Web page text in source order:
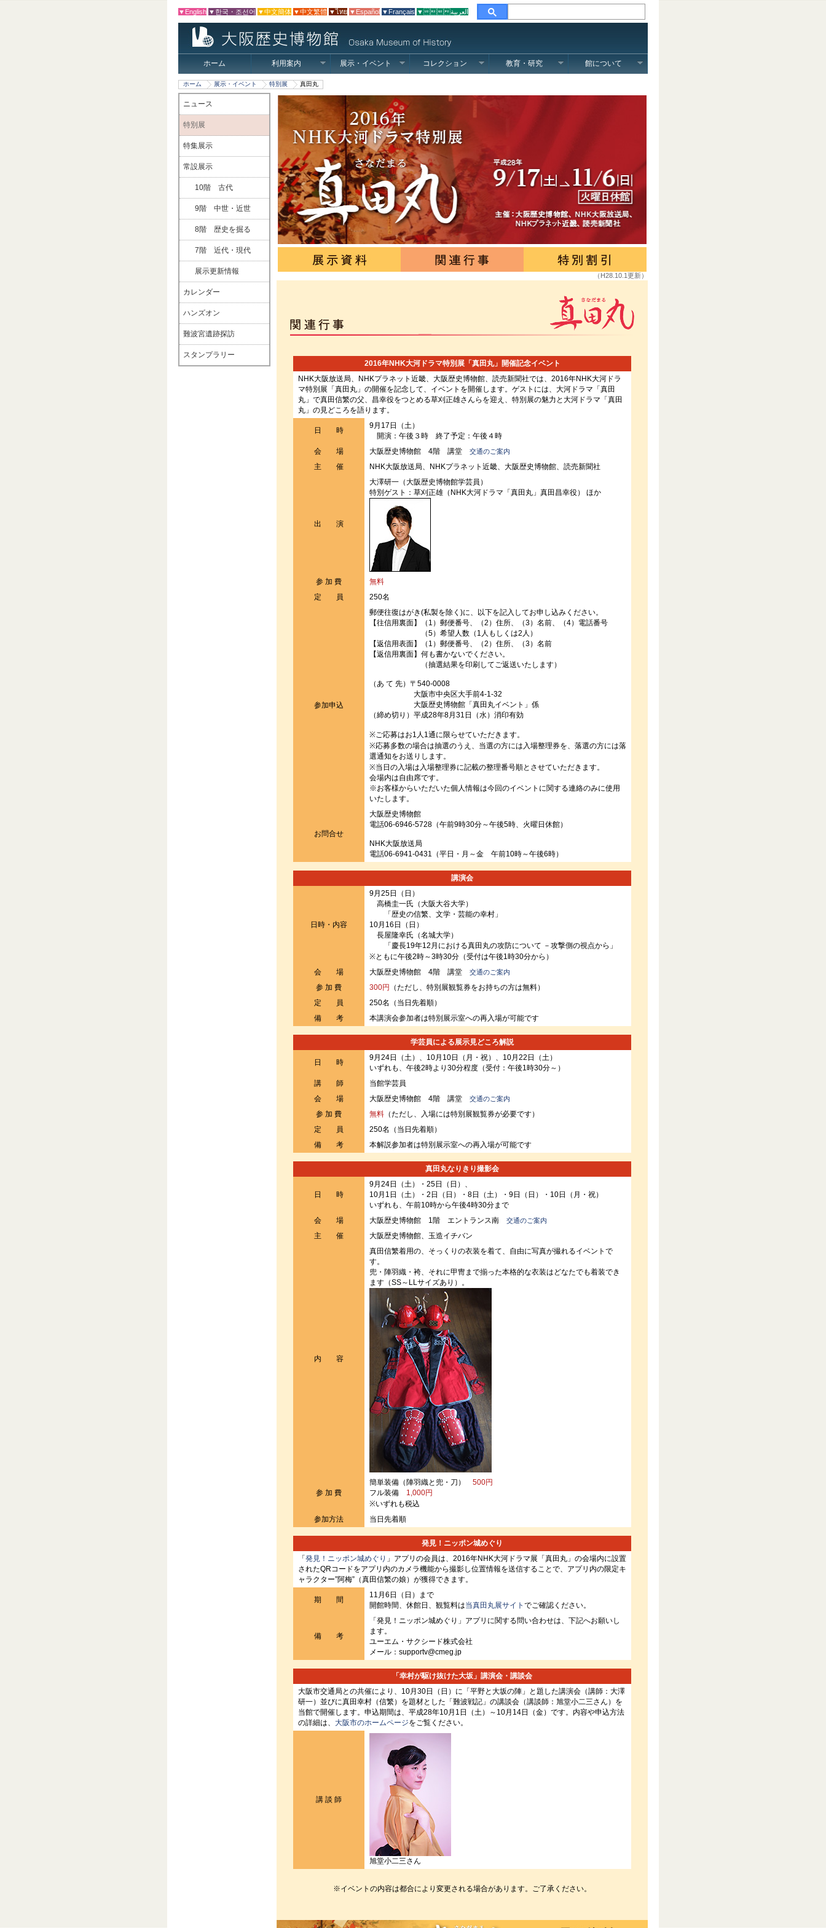
▼English ▼한국・조선어 ▼中文簡体 ▼中文繁體 ▼ไทย ▼Español ▼Français ▼العربية
ホーム 利用案内 展示・イベント コレクション 教育・研究 館について
ホーム 展示・イベント 特別展 真田丸
ニュース
特別展
特集展示
常設展示
10階 古代
9階 中世・近世
8階 歴史を掘る
7階 近代・現代
展示更新情報
カレンダー
ハンズオン
難波宮遺跡探訪
スタンプラリー
（H28.10.1更新）
2016年NHK大河ドラマ特別展「真田丸」開催記念イベント
NHK大阪放送局、NHKプラネット近畿、大阪歴史博物館、読売新聞社では、2016年NHK大河ドラ
マ特別展「真田丸」の開催を記念して、イベントを開催します。ゲストには、大河ドラマ「真田
丸」で真田信繁の父、昌幸役をつとめる草刈正雄さんらを迎え、特別展の魅力と大河ドラマ「真田
丸」の見どころを語ります。
日 時
9月17日（土）
開演：午後３時 終了予定：午後４時
会 場
大阪歴史博物館 4階 講堂 交通のご案内
主 催 NHK大阪放送局、NHKプラネット近畿、大阪歴史博物館、読売新聞社
出 演
大澤研一（大阪歴史博物館学芸員）
特別ゲスト：草刈正雄（NHK大河ドラマ「真田丸」真田昌幸役） ほか
参 加 費
無料
定 員
250名
参加申込
郵便往復はがき(私製を除く)に、以下を記入してお申し込みください。
【往信用裏面】（1）郵便番号、（2）住所、（3）名前、（4）電話番号
（5）希望人数（1人もしくは2人）
【返信用表面】（1）郵便番号、（2）住所、（3）名前
【返信用裏面】何も書かないでください。
（抽選結果を印刷してご返送いたします）
（あ て 先）〒540-0008
大阪市中央区大手前4-1-32
大阪歴史博物館「真田丸イベント」係
（締め切り）平成28年8月31日（水）消印有効
※ご応募はお1人1通に限らせていただきます。
※応募多数の場合は抽選のうえ、当選の方には入場整理券を、落選の方には落
選通知をお送りします。
※当日の入場は入場整理券に記載の整理番号順とさせていただきます。
会場内は自由席です。
※お客様からいただいた個人情報は今回のイベントに関する連絡のみに使用
いたします。
お問合せ
大阪歴史博物館
電話06-6946-5728（午前9時30分～午後5時、火曜日休館）
NHK大阪放送局
電話06-6941-0431（平日・月～金 午前10時～午後6時）
講演会
日時・内容
9月25日（日）
高橋圭一氏（大阪大谷大学）
「歴史の信繁、文学・芸能の幸村」
10月16日（日）
長屋隆幸氏（名城大学）
「慶長19年12月における真田丸の攻防について －攻撃側の視点から」
※ともに午後2時～3時30分（受付は午後1時30分から）
会 場
大阪歴史博物館 4階 講堂 交通のご案内
参 加 費 300円
（ただし、特別展観覧券をお持ちの方は無料）
定 員
250名（当日先着順）
備 考
本講演会参加者は特別展示室への再入場が可能です
学芸員による展示見どころ解説
日 時
9月24日（土）、10月10日（月・祝）、10月22日（土）
いずれも、午後2時より30分程度（受付：午後1時30分～）
講 師
当館学芸員
会 場
大阪歴史博物館 4階 講堂 交通のご案内
参 加 費 無料 （ただし、入場には特別展観覧券が必要です）
定 員
250名（当日先着順）
備 考
本解説参加者は特別展示室への再入場が可能です
真田丸なりきり撮影会
日 時
9月24日（土）・25日（日）、
10月1日（土）・2日（日）・8日（土）・9日（日）・10日（月・祝）
いずれも、午前10時から午後4時30分まで
会 場
大阪歴史博物館 1階 エントランス南 交通のご案内
主 催 大阪歴史博物館、玉造イチバン
内 容
真田信繁着用の、そっくりの衣装を着て、自由に写真が撮れるイベントで
す。
兜・陣羽織・袴、それに甲冑まで揃った本格的な衣装はどなたでも着装でき
ます（SS～LLサイズあり）。
参 加 費
簡単装備（陣羽織と兜・刀）
500円
フル装備 1,000円
※いずれも税込
参加方法
当日先着順
発見！ニッポン城めぐり
「 発見！ニッポン城めぐり 」アプリの会員は、2016年NHK大河ドラマ展「真田丸」の会場内に設置
されたQRコードをアプリ内のカメラ機能から撮影し位置情報を送信することで、アプリ内の限定キ
ャラクター”阿梅”（真田信繁の娘）が獲得できます。
期 間
11月6日（日）まで
開館時間、休館日、観覧料は当真田丸展サイト でご確認ください。
備 考
「発見！ニッポン城めぐり」アプリに関する問い合わせは、下記へお願いし
ます。
ユーエム・サクシード株式会社
メール：supportv@cmeg.jp
「幸村が駆け抜けた大坂」講演会・講談会
大阪市交通局との共催により、10月30日（日）に「平野と大坂の陣」と題した講演会（講師：大澤
研一）並びに真田幸村（信繁）を題材とした「難波戦記」の講談会（講談師：旭堂小二三さん）を
当館で開催します。申込期間は、平成28年10月1日（土）～10月14日（金）です。内容や申込方法
の詳細は、 大阪市のホームページをご覧ください。
講 談 師
旭堂小二三さん
※イベントの内容は都合により変更される場合があります。ご了承ください。